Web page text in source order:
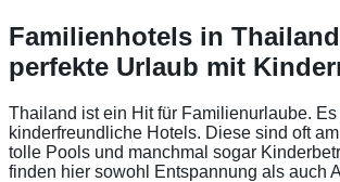
Familienhotels in
perfekte Urlaub mit
Thailand ist ein Hit für Familienurlaube.
kinderfreundliche Hotels. Diese sind oft
tolle Pools und manchmal sogar
finden hier sowohl Entspannung als auch